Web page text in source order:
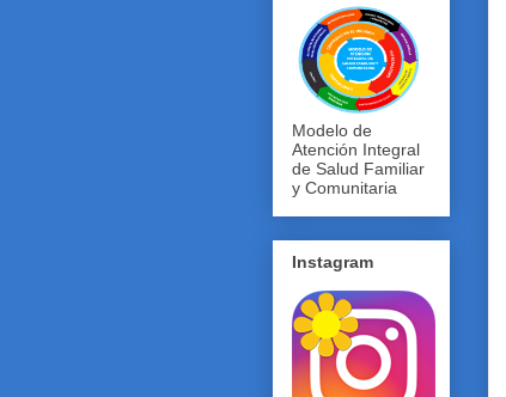
Modelo de
Atención Integral
de Salud Familiar
y Comunitaria
Instagram